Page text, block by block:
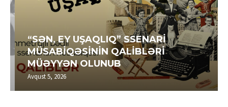
“SƏN, EY UŞAQLIQ” SSENARİ
MÜSABİQƏSİNİN QALİBLƏRİ
MÜƏYYƏN OLUNUB
Avqust 5, 2026